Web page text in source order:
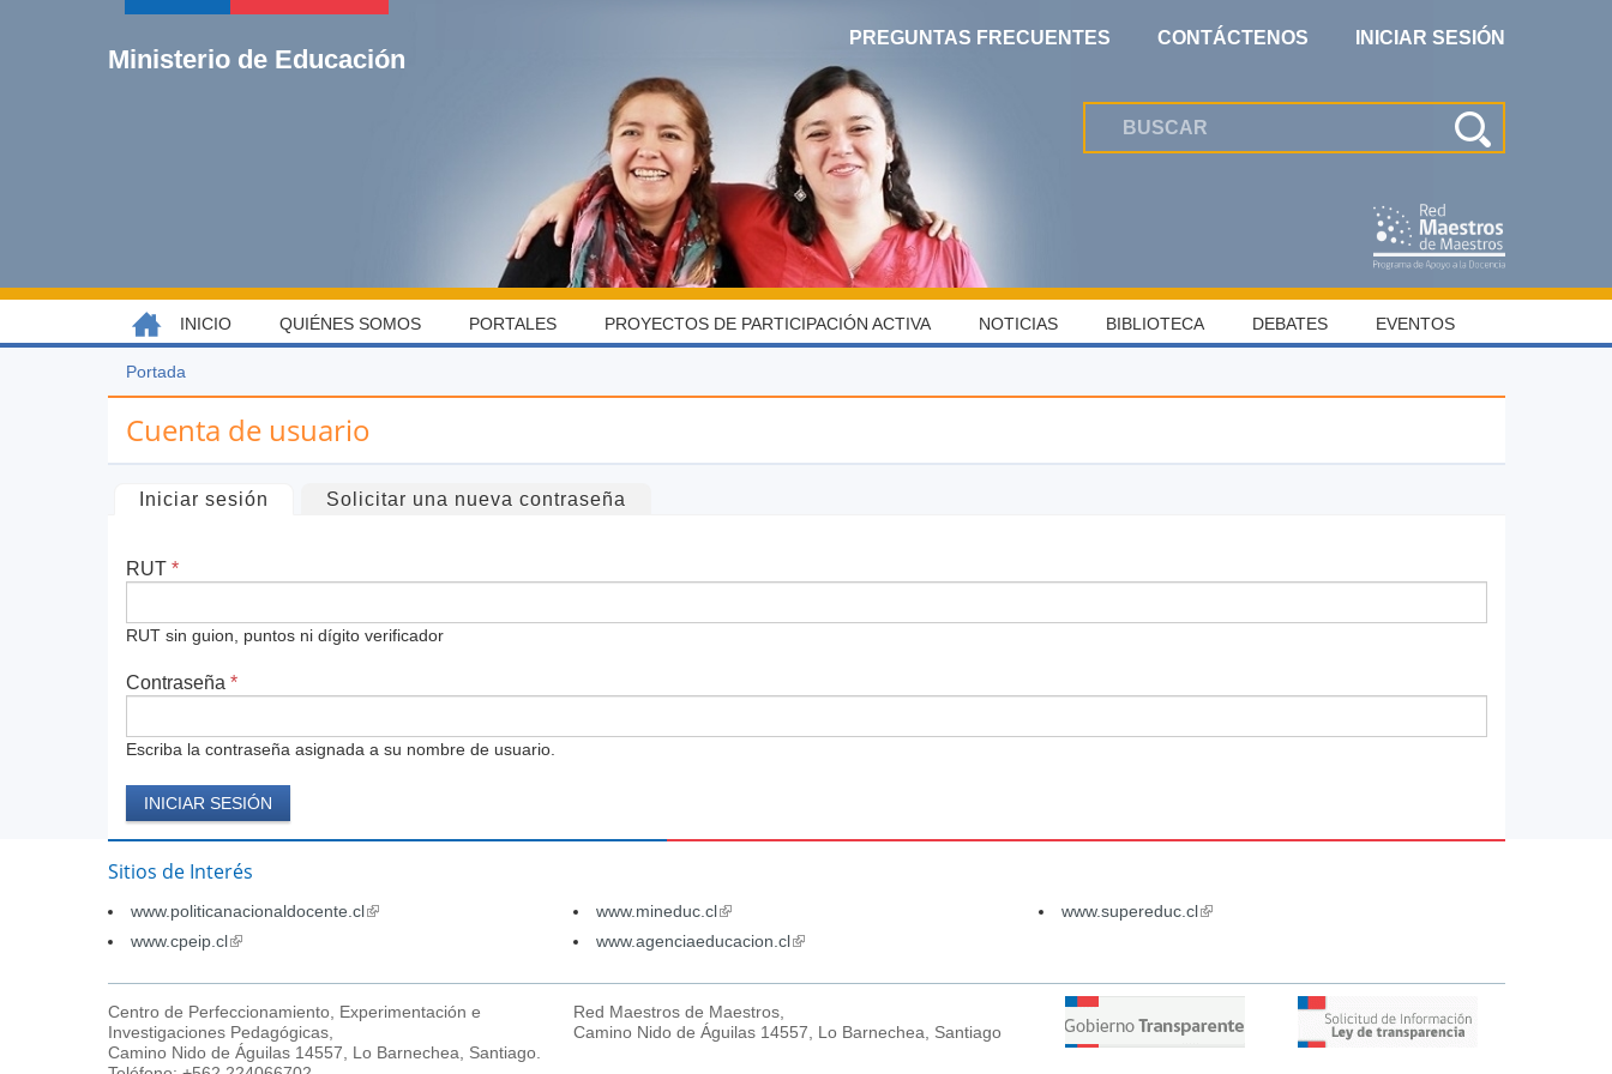
Ministerio de Educación
PREGUNTAS FRECUENTES CONTÁCTENOS INICIAR SESIÓN
Usted
está
aquí
Portada
Back
topCuenta de usuario
Solapas
Iniciar sesión (solapa activa)
Solicitar una nueva contraseña
RUT *
RUT sin guion, puntos ni dígito verificador
Contraseña *
Escriba la contraseña asignada a su nombre de usuario.
Back
MENÚ
PRINCIPAL
INICIO QUIÉNES SOMOS PORTALES PROYECTOS DE PARTICIPACIÓN ACTIVA NOTICIAS BIBLIOTECA DEBATES EVENTOS
Sitios de Interés
www.politicanacionaldocente.cl(link
www.mineduc.cl(link
is
www.supereduc.cl(link
www.cpeip.cl(link
external)
www.agenciaeducacion.cl(link
external)
Centro de Perfeccionamiento, Experimentación e
Investigaciones Pedagógicas,
Camino Nido de Águilas 14557, Lo Barnechea, Santiago.
Red Maestros de Maestros,
Camino Nido de Águilas 14557, Lo Barnechea, Santiago